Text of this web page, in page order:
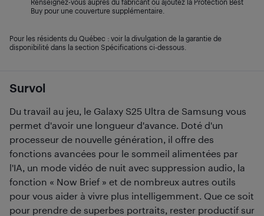
Survol
Du travail au jeu, le Galaxy S25 Ultra de Samsung vous
permet d'avoir une longueur d'avance. Doté d'un
processeur de nouvelle génération, il offre des
fonctions avancées pour le sommeil alimentées par
l'IA, un mode vidéo de nuit avec suppression audio, la
fonction « Now Brief » et de nombreux autres outils
pour vous aider à vivre plus intelligemment. Que ce soit
pour prendre de superbes portraits, rester productif sur
Renseignez-vous auprès du fabricant ou ajoutez la Protection Best
Buy pour une couverture supplémentaire.
Pour les résidents du Québec : voir la divulgation de la garantie de
disponibilité dans la section Spécifications ci-dessous.